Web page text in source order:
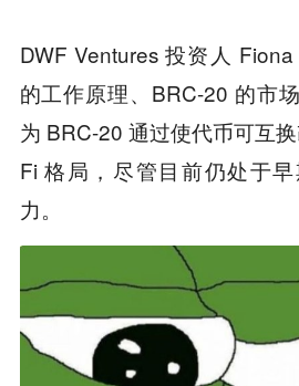
DWF Ventures 投资人
的工作原理、BRC-20 的市
为 BRC-20 通过使代币可互
Fi 格局，尽管目前仍处于
力。